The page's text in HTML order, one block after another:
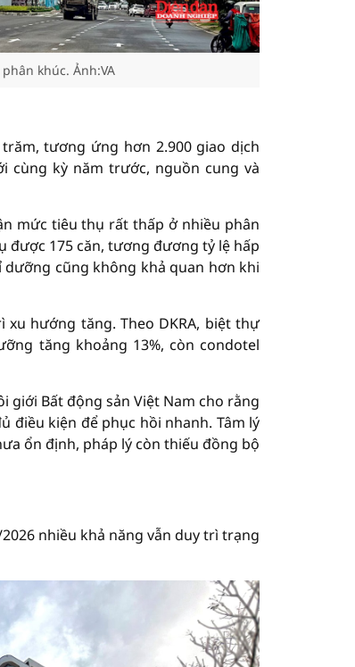
khúc. Ảnh:VA
tương ứng hơn 2.900 giao dịch
cùng kỳ năm trước, nguồn cung và
mức tiêu thụ rất thấp ở nhiều phân
được 175 căn, tương đương tỷ lệ hấp
cũng không khả quan hơn khi
hướng tăng. Theo DKRA, biệt thự
tăng khoảng 13%, còn condotel
giới Bất động sản Việt Nam cho rằng
điều kiện để phục hồi nhanh. Tâm lý
ổn định, pháp lý còn thiếu đồng bộ
nhiều khả năng vẫn duy trì trạng